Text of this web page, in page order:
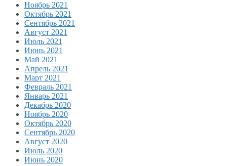
Ноябрь 2021
Октябрь 2021
Сентябрь 2021
Август 2021
Июль 2021
Июнь 2021
Май 2021
Апрель 2021
Март 2021
Февраль 2021
Январь 2021
Декабрь 2020
Ноябрь 2020
Октябрь 2020
Сентябрь 2020
Август 2020
Июль 2020
Июнь 2020